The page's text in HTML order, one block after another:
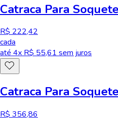
Catraca Para
R$ 222,42
cada
até4x R$55,61sem juros
Catraca Para
R$ 356,86